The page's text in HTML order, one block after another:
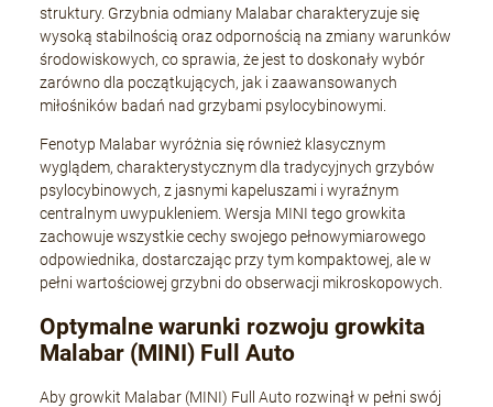
struktury. Grzybnia odmiany Malabar charakteryzuje się
wysoką stabilnością oraz odpornością na zmiany warunków
środowiskowych, co sprawia, że jest to doskonały wybór
zarówno dla początkujących, jak i zaawansowanych
miłośników badań nad grzybami psylocybinowymi.
Fenotyp Malabar wyróżnia się również klasycznym
wyglądem, charakterystycznym dla tradycyjnych grzybów
psylocybinowych, z jasnymi kapeluszami i wyraźnym
centralnym uwypukleniem. Wersja MINI tego growkita
zachowuje wszystkie cechy swojego pełnowymiarowego
odpowiednika, dostarczając przy tym kompaktowej, ale w
pełni wartościowej grzybni do obserwacji mikroskopowych.
Optymalne warunki rozwoju growkita
Malabar (MINI) Full Auto
Aby growkit Malabar (MINI) Full Auto rozwinął w pełni swój